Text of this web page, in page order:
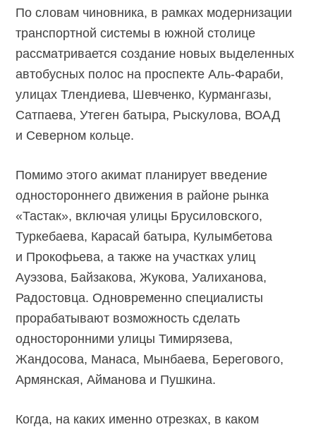
По словам чиновника, в рамках модернизации
транспортной системы в южной столице
рассматривается создание новых выделенных
автобусных полос на проспектеАль-Фараби,
улицах Тлендиева, Шевченко, Курмангазы,
Сатпаева, Утеген батыра, Рыскулова, ВОАД
и Северном кольце.
Помимо этого акимат планирует введение
одностороннего движения в районе рынка
«Тастак», включая улицы Брусиловского,
Туркебаева, Карасай батыра, Кулымбетова
и Прокофьева, а также на участках улиц
Ауэзова, Байзакова, Жукова, Уалиханова,
Радостовца. Одновременно специалисты
прорабатывают возможность сделать
односторонними улицы Тимирязева,
Жандосова, Манаса, Мынбаева, Берегового,
Армянская, Айманова и Пушкина.
Когда, на каких именно отрезках, в каком